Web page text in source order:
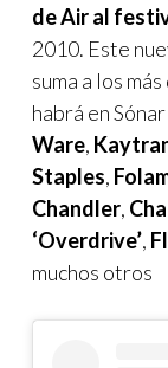
de Air al
2010. Este
suma a los más
habrá en
Ware,
Staples,
Chandler,
‘Overdrive’,
muchos otros